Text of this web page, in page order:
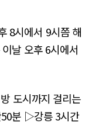
8시에서 9시쯤 해
날 오후 6시에서
도시까지 걸리는
분 ▷강릉 3시간